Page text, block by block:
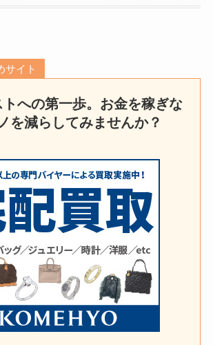
サイト
トへの第一歩。お金を稼ぎな
を減らしてみませんか？